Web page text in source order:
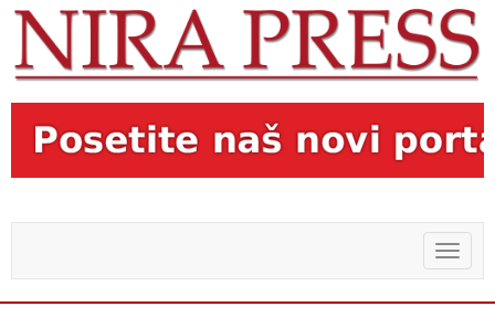
Toggle